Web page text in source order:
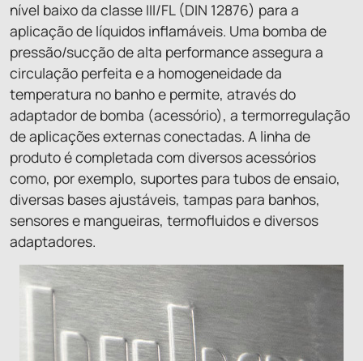
nível baixo da classe III/FL (DIN 12876) para a
aplicação de líquidos inflamáveis. Uma bomba de
pressão/sucção de alta performance assegura a
circulação perfeita e a homogeneidade da
temperatura no banho e permite, através do
adaptador de bomba (acessório), a termorregulação
de aplicações externas conectadas. A linha de
produto é completada com diversos acessórios
como, por exemplo, suportes para tubos de ensaio,
diversas bases ajustáveis, tampas para banhos,
sensores e mangueiras, termofluidos e diversos
adaptadores.